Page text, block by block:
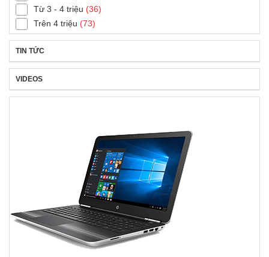
Từ 3 - 4 triệu (36)
Trên 4 triệu (73)
TIN TỨC
VIDEOS